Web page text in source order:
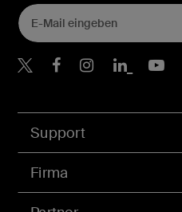
Support
Firma
Belkin Twitter
BelkinBelkin